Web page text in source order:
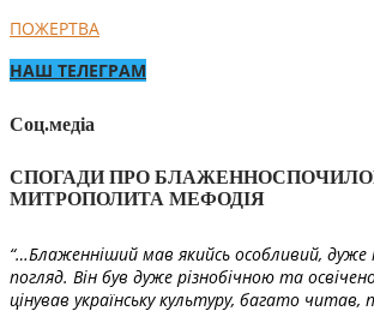
ПОЖЕРТВА
НАШ ТЕЛЕГРАМ
Соц.медіа
СПОГАДИ ПРО
МИТРОПОЛИТА МЕФОДІЯ
“…Блаженніший мав якийсь особливий, дуже
погляд. Він був дуже різнобічною та
цінував українську культуру, багато читав,